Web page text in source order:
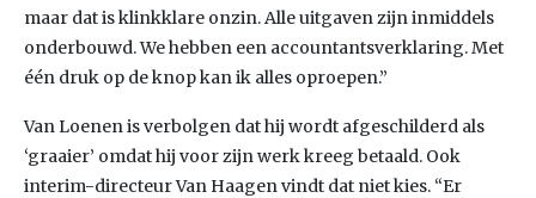
maar dat is klinkklare onzin. Alle uitgaven zijn inmiddels
onderbouwd. We hebben een accountantsverklaring. Met
één druk op de knop kan ik alles oproepen.”
Van Loenen is verbolgen dat hij wordt afgeschilderd als
‘graaier’ omdat hij voor zijn werk kreeg betaald. Ook
interim-directeur Van Haagen vindt dat niet kies. “Er